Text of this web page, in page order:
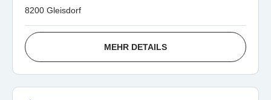
8200 Gleisdorf
MEHR DETAILS